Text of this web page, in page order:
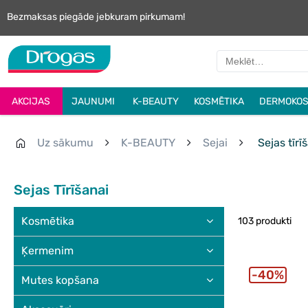
Bezmaksas piegāde jebkuram pirkumam!
AKCIJAS JAUNUMI K-BEAUTY KOSMĒTIKA
Uz sākumu K-BEAUTY Sejai Sejas
Sejas Tīrīšanai
Kosmētika
Ķermenim
Mutes kopšana
103 produkti
40%